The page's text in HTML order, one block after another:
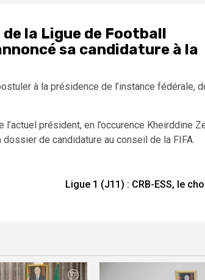
la Ligue de Football
sa candidature à la
à la présidence de l’instance fédérale,
président, en l’occurence Kheirddine
de candidature au conseil de la FIFA.
Ligue 1 (J11) : CRB-ESS, le